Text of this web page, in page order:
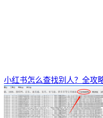
小红书怎么查找别人？全攻